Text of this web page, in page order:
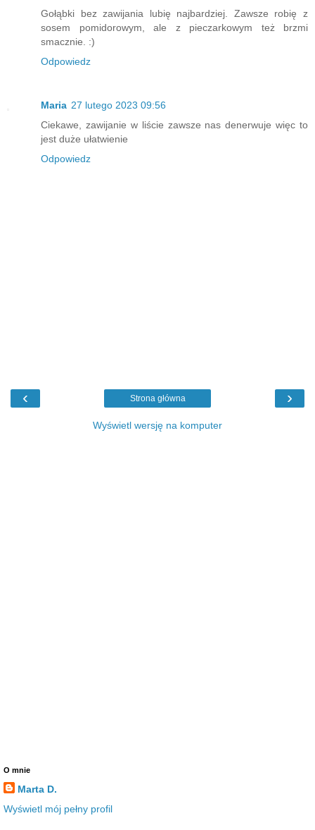
Gołąbki bez zawijania lubię najbardziej. Zawsze robię z
sosem pomidorowym, ale z pieczarkowym też brzmi
smacznie. :)
Odpowiedz
Maria 27 lutego 2023 09:56
Ciekawe, zawijanie w liście zawsze nas denerwuje więc to
jest duże ułatwienie
Odpowiedz
‹ ›
Strona główna
Wyświetl wersję na komputer
O mnie
Marta D.
Wyświetl mój pełny profil